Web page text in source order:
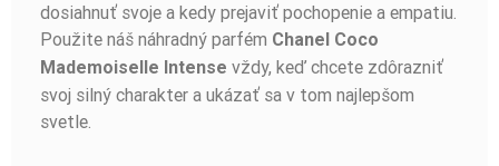
dosiahnuť svoje a kedy prejaviť pochopenie a empatiu.
Použite náš náhradný parfém Chanel Coco
Mademoiselle Intense vždy, keď chcete zdôrazniť
svoj silný charakter a ukázať sa v tom najlepšom
svetle.